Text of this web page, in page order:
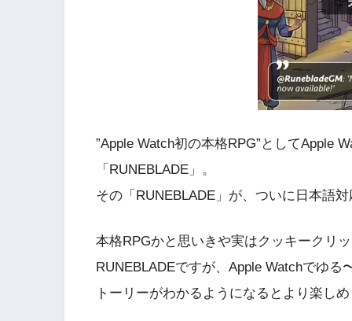
”Apple Watch初の本格RPG” としてApple
「RUNEBLADE」。
その「RUNEBLADE」が、ついに日本語
本格RPGかと思いきや実はクッキークリ
RUNEBLADEですが、Apple Watchでゆ
トーリーがわかるようになるとより楽し